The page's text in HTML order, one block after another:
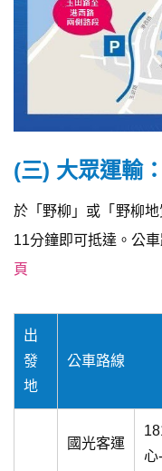
(三) 大眾運輸：
於「野柳」或「野柳
11分鐘即可抵達。公
頁
出
發
地
公車路線
國光客運
心